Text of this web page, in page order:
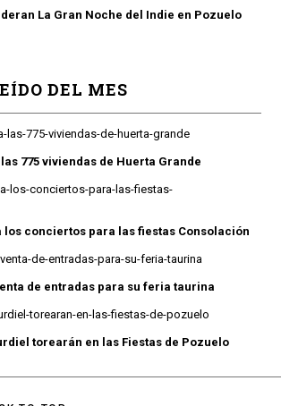
La Gran Noche del Indie en Pozuelo
DEL MES
775 viviendas de Huerta Grande
conciertos para las fiestas Consolación
de entradas para su feria taurina
torearán en las Fiestas de Pozuelo